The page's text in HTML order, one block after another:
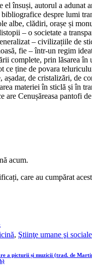
el însuși, autorul a adunat
despre lumi
albe, clădiri, orașe și
– o societate a
– civilizațiile de
fie – într-un regim
complete, prin lăsarea în
ce ține de povara
așadar, de cristalizări, de
materiei în sticlă și în
are Cenușăreasa pantofi
acum.
care au cumpărat
, Ştiinţe umane şi sociale
a picturii și muzicii (trad. de